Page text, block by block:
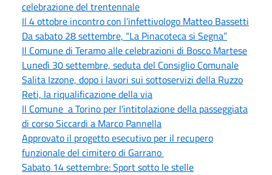
celebrazione del trentennale
Il 4 ottobre incontro con l’infettivologo Matteo Bassetti
Da sabato 28 settembre, “La Pinacoteca si Segna”
Il Comune di Teramo alle celebrazioni di Bosco Martese
Lunedì 30 settembre, seduta del Consiglio Comunale
Salita Izzone, dopo i lavori sui sottoservizi della Ruzzo
Reti, la riqualificazione della via
Il Comune a Torino per l’intitolazione della passeggiata
di corso Siccardi a Marco Pannella
Approvato il progetto esecutivo per il recupero
funzionale del cimitero di Garrano
Sabato 14 settembre: Sport sotto le stelle